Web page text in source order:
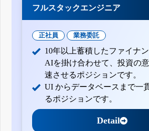
フルスタックエンジニア
正社員 業務委託
10年以上蓄積したファイナ
AIを掛け合わせて、投資の
速させるポジションです。
UI からデータベースまで一
るポジションです。
Detail